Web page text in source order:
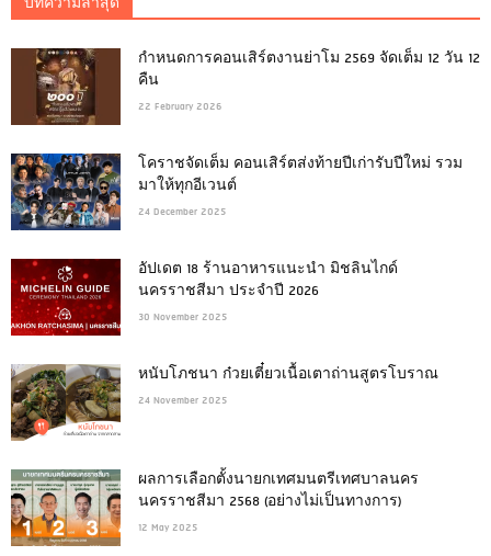
บทความล่าสุด
กำหนดการคอนเสิร์ตงานย่าโม 2569 จัดเต็ม 12 วัน 12
คืน
22 February 2026
โคราชจัดเต็ม คอนเสิร์ตส่งท้ายปีเก่ารับปีใหม่ รวม
มาให้ทุกอีเวนต์
24 December 2025
อัปเดต 18 ร้านอาหารแนะนำ มิชลินไกด์
นครราชสีมา ประจำปี 2026
30 November 2025
หนับโภชนา ก๋วยเตี๋ยวเนื้อเตาถ่านสูตรโบราณ
24 November 2025
ผลการเลือกตั้งนายกเทศมนตรีเทศบาลนคร
นครราชสีมา 2568 (อย่างไม่เป็นทางการ)
12 May 2025